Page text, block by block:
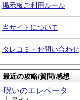
掲示板ご利用ルール
当サイトについて
タレコミ・お問い合わせ
最近の攻略/質問/感想
呪いのエレベータ